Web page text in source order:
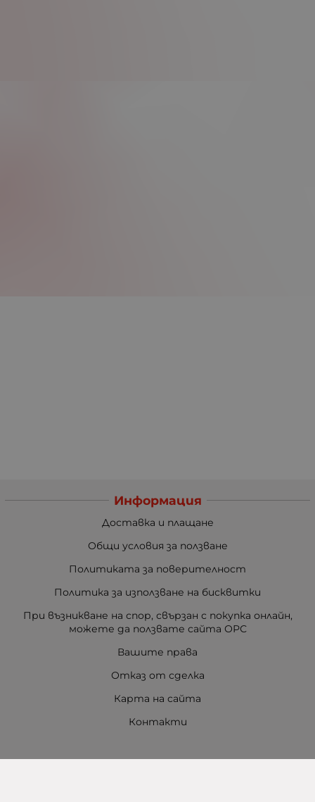
Информация
Доставка и плащане
Общи условия за ползване
Политиката за поверителност
Политика за използване на бисквитки
При възникване на спор, свързан с покупка онлайн,
можете да ползвате сайта ОРС
Вашите права
Отказ от сделка
Карта на сайта
Контакти
Контакти